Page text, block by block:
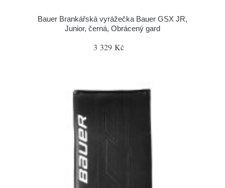
Bauer Brankářská vyrážečka Bauer GSX JR,
Junior, černá, Obrácený gard
3 329 Kč